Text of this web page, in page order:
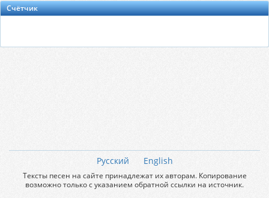
Счётчик
Русский English
Тексты песен на сайте принадлежат их авторам. Копирование
возможно только с указанием обратной ссылки на источник.